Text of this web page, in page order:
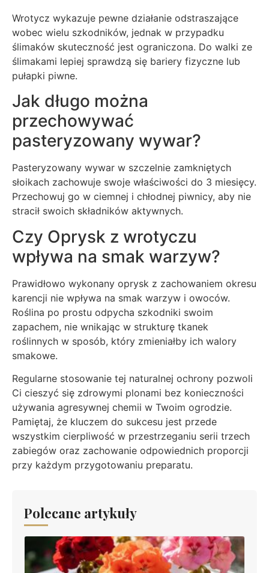
Wrotycz wykazuje pewne działanie odstraszające
wobec wielu szkodników, jednak w przypadku
ślimaków skuteczność jest ograniczona. Do walki ze
ślimakami lepiej sprawdzą się bariery fizyczne lub
pułapki piwne.
Jak długo można
przechowywać
pasteryzowany wywar?
Pasteryzowany wywar w szczelnie zamkniętych
słoikach zachowuje swoje właściwości do 3 miesięcy.
Przechowuj go w ciemnej i chłodnej piwnicy, aby nie
stracił swoich składników aktywnych.
Czy Oprysk z wrotyczu
wpływa na smak warzyw?
Prawidłowo wykonany oprysk z zachowaniem okresu
karencji nie wpływa na smak warzyw i owoców.
Roślina po prostu odpycha szkodniki swoim
zapachem, nie wnikając w strukturę tkanek
roślinnych w sposób, który zmieniałby ich walory
smakowe.
Regularne stosowanie tej naturalnej ochrony pozwoli
Ci cieszyć się zdrowymi plonami bez konieczności
używania agresywnej chemii w Twoim ogrodzie.
Pamiętaj, że kluczem do sukcesu jest przede
wszystkim cierpliwość w przestrzeganiu serii trzech
zabiegów oraz zachowanie odpowiednich proporcji
przy każdym przygotowaniu preparatu.
Polecane artykuły